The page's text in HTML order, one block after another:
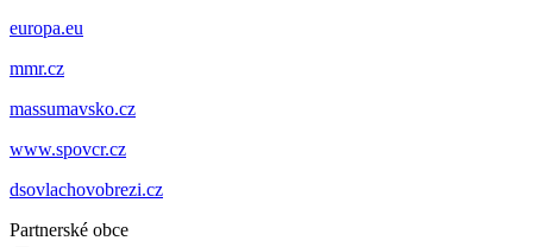
europa.eu
mmr.cz
massumavsko.cz
www.spovcr.cz
dsovlachovobrezi.cz
Partnerské obce